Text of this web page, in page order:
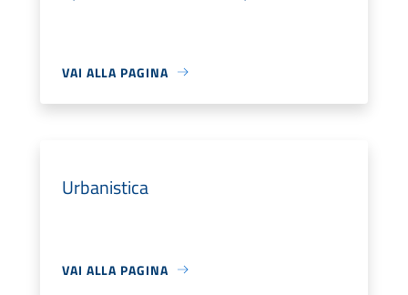
VAI ALLA PAGINA
Urbanistica
VAI ALLA PAGINA